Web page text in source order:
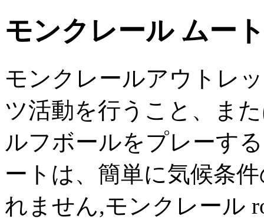
モンクレール ムー
モンクレールアウトレ
ツ活動を行うこと、ま
ルフボールをプレーす
ートは、簡単に気候条
れません,モンクレール